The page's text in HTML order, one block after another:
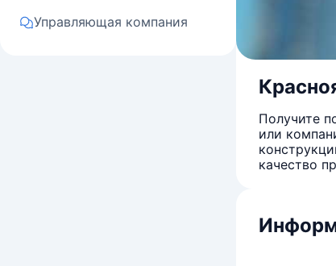
Управляющая компания
Получите
или
качество